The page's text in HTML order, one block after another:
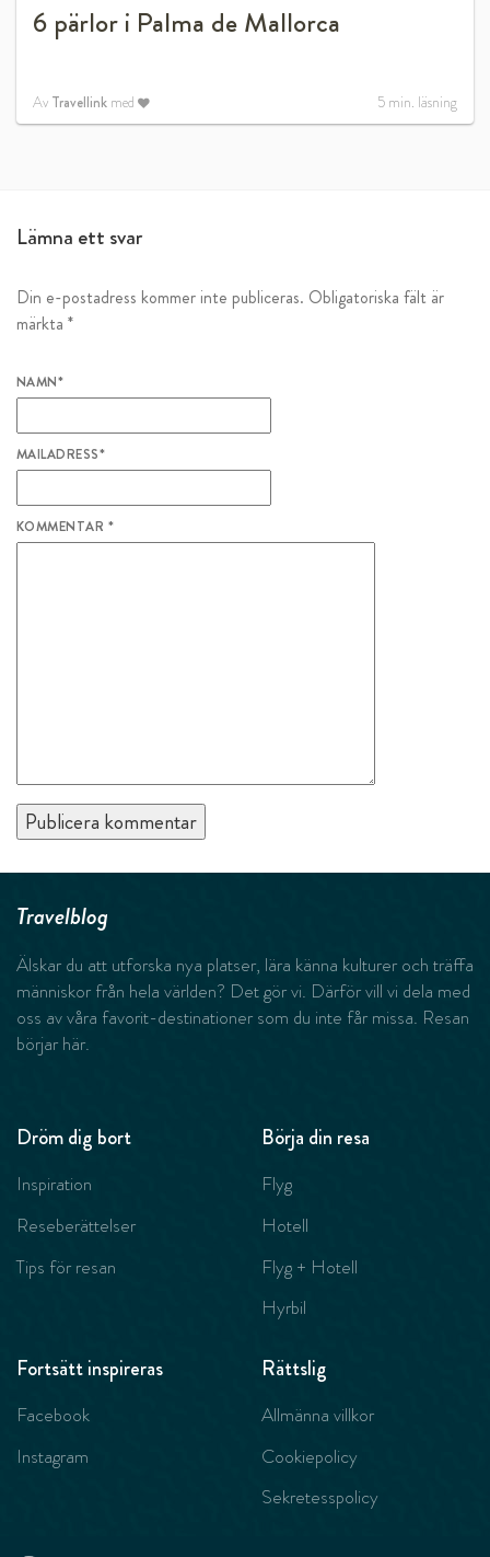
6 pärlor i Palma de Mallorca
Av Travellink med 5 min. läsning
Lämna ett svar
Din e-postadress kommer inte publiceras. Obligatoriska fält är
märkta *
NAMN*
MAILADRESS*
KOMMENTAR *
Travelblog
Älskar du att utforska nya platser, lära känna kulturer och träffa
människor från hela världen? Det gör vi. Därför vill vi dela med
oss av våra favorit-destinationer som du inte får missa. Resan
börjar här.
Dröm dig bort
Inspiration
Reseberättelser
Tips för resan
Börja din resa
Flyg
Hotell
Flyg + Hotell
Hyrbil
Fortsätt inspireras
Facebook
Instagram
Rättslig
Allmänna villkor
Cookiepolicy
Sekretesspolicy